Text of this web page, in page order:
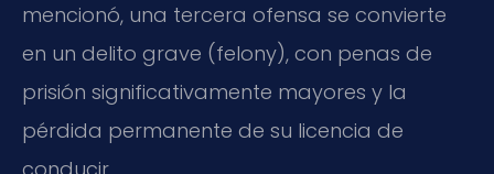
mencionó, una tercera ofensa se convierte
en un delito grave (felony), con penas de
prisión significativamente mayores y la
pérdida permanente de su licencia de